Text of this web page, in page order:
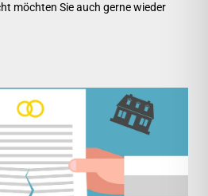
möchten Sie auch gerne wieder